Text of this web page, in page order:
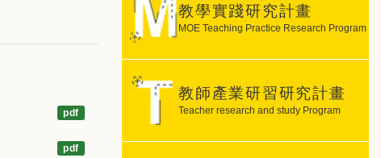
pdf
pdf
教學實踐研究計畫
MOE Teaching Practice Research Program
教師產業研習研究計畫
Teacher research and study Program